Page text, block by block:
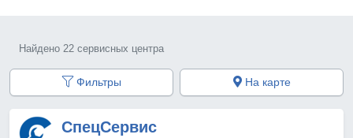
Найдено 22 сервисных центра
Фильтры На карте
СпецСервис